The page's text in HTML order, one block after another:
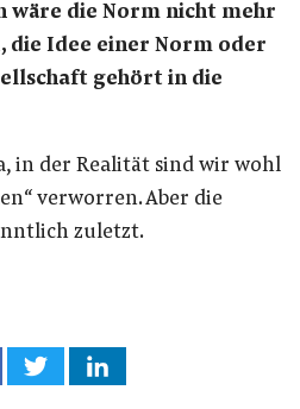
wäre die Norm nicht mehr
die Idee einer Norm oder
gehört in die
in der Realität sind wir wohl
verworren. Aber die
zuletzt.